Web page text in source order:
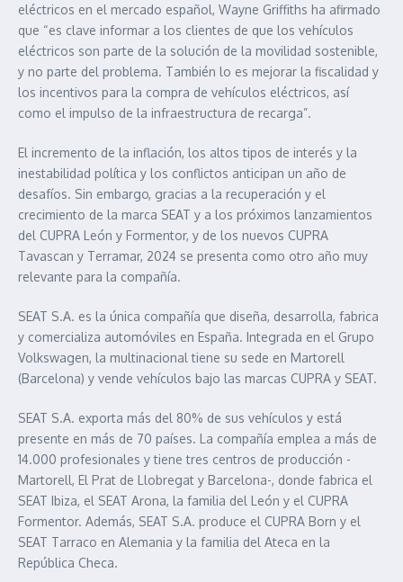
eléctricos en el mercado español, Wayne Griffiths ha afirmado
que “es clave informar a los clientes de que los vehículos
eléctricos son parte de la solución de la movilidad sostenible,
y no parte del problema. También lo es mejorar la fiscalidad y
los incentivos para la compra de vehículos eléctricos, así
como el impulso de la infraestructura de recarga”.
El incremento de la inflación, los altos tipos de interés y la
inestabilidad política y los conflictos anticipan un año de
desafíos. Sin embargo, gracias a la recuperación y el
crecimiento de la marca SEAT y a los próximos lanzamientos
del CUPRA León y Formentor, y de los nuevos CUPRA
Tavascan y Terramar, 2024 se presenta como otro año muy
relevante para la compañía.
SEAT S.A. es la única compañía que diseña, desarrolla, fabrica
y comercializa automóviles en España. Integrada en el Grupo
Volkswagen, la multinacional tiene su sede en Martorell
(Barcelona) y vende vehículos bajo las marcas CUPRA y SEAT.
SEAT S.A. exporta más del 80% de sus vehículos y está
presente en más de 70 países. La compañía emplea a más de
14.000 profesionales y tiene tres centros de producción -
Martorell, El Prat de Llobregat y Barcelona-, donde fabrica el
SEAT Ibiza, el SEAT Arona, la familia del León y el CUPRA
Formentor. Además, SEAT S.A. produce el CUPRA Born y el
SEAT Tarraco en Alemania y la familia del Ateca en la
República Checa.